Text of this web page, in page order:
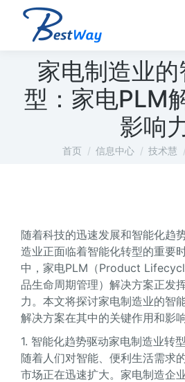
家电制造业
型：家电PLM
影响
您在这里：
首页 信息中心 技术慧
随着科技的迅速发展和智能化趋
造业正面临着智能化转型的重要
中，家电PLM（Product
品生命周期管理）解决方案正发
力。本文将探讨家电制造业的智
解决方案在其中的关键作用和影响
1. 智能化趋势驱动家电制造业转型
随着人们对智能、便利生活需求
市场正在迅速扩大。家电制造企